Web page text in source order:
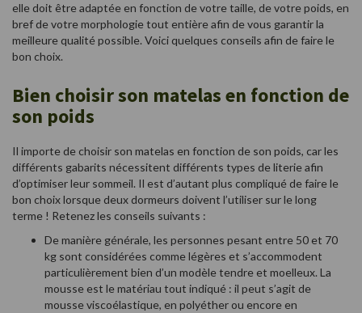
elle doit être adaptée en fonction de votre taille, de votre poids, en
bref de votre morphologie tout entière afin de vous garantir la
meilleure qualité possible. Voici quelques conseils afin de faire le
bon choix.
Bien choisir son matelas en fonction de
son poids
Il importe de choisir son matelas en fonction de son poids, car les
différents gabarits nécessitent différents types de literie afin
d’optimiser leur sommeil. Il est d’autant plus compliqué de faire le
bon choix lorsque deux dormeurs doivent l’utiliser sur le long
terme ! Retenez les conseils suivants :
De manière générale, les personnes pesant entre 50 et 70
kg sont considérées comme légères et s’accommodent
particulièrement bien d’un modèle tendre et moelleux. La
mousse est le matériau tout indiqué : il peut s’agit de
mousse viscoélastique, en polyéther ou encore en